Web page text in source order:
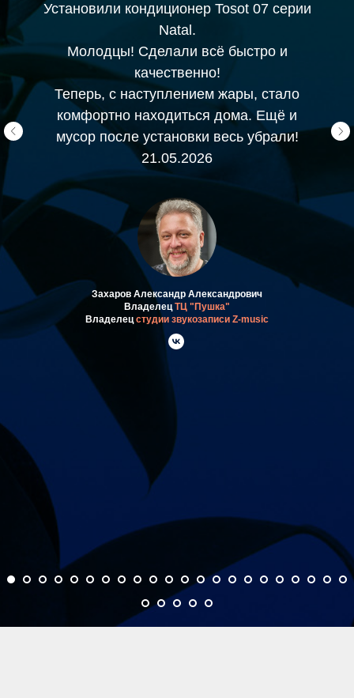
Установили кондиционер Tosot 07 серии
Natal.
Молодцы! Сделали всё быстро и
качественно!
Теперь, с наступлением жары, стало
комфортно находиться дома. Ещё и
мусор после установки весь убрали!
21.05.2026
Захаров Александр Александрович
ВладелецТЦ "Пушка"
Владелецстудии звукозаписи Z-music